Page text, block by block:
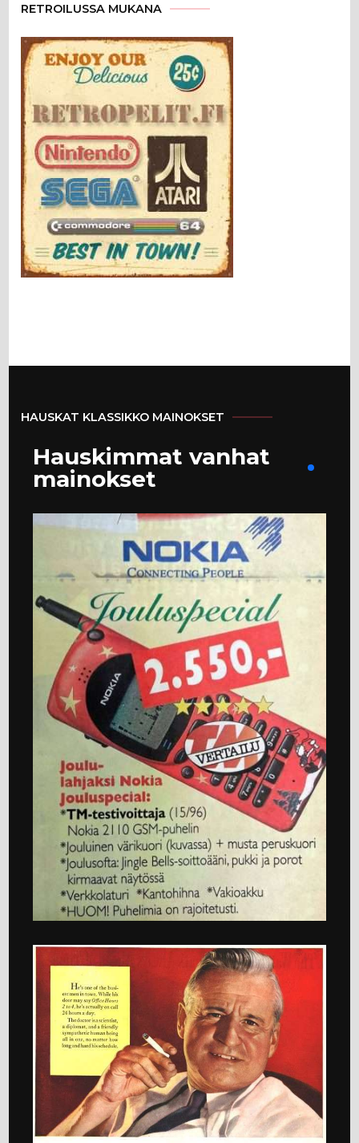
RETROILUSSA MUKANA
HAUSKAT KLASSIKKO MAINOKSET
Hauskimmat vanhat
mainokset